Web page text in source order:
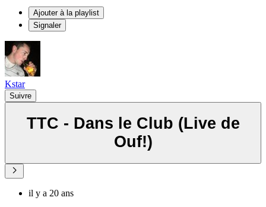
Ajouter à la playlist
Signaler
Kstar
Suivre
TTC - Dans le Club (Live de
Ouf!)
il y a 20 ans